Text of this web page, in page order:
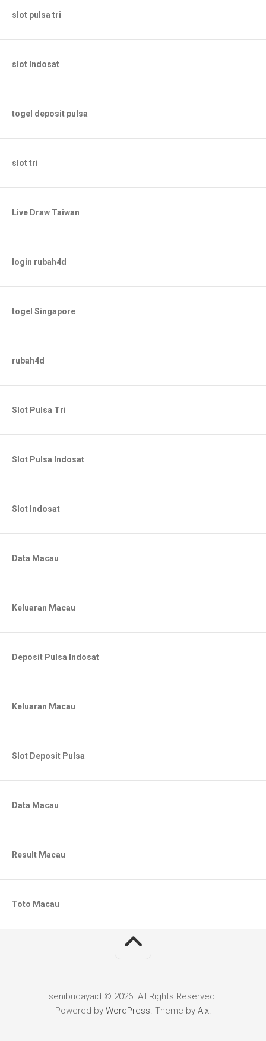
slot pulsa tri
slot Indosat
togel deposit pulsa
slot tri
Live Draw Taiwan
login rubah4d
togel Singapore
rubah4d
Slot Pulsa Tri
Slot Pulsa Indosat
Slot Indosat
Data Macau
Keluaran Macau
Deposit Pulsa Indosat
Keluaran Macau
Slot Deposit Pulsa
Data Macau
Result Macau
Toto Macau
senibudayaid © 2026. All Rights Reserved.
Powered by WordPress. Theme by Alx.